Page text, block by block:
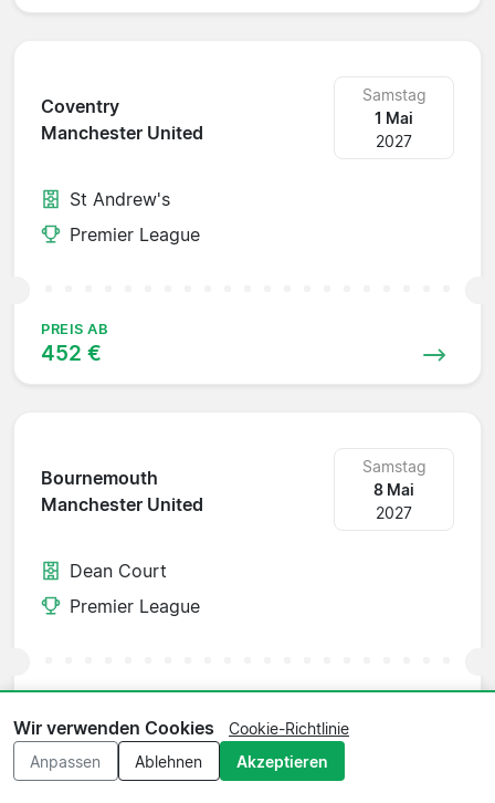
Coventry
Manchester United
Samstag
1 Mai
2027
St Andrew's
Premier League
PREIS AB
452 €
Bournemouth
Manchester United
Samstag
8 Mai
2027
Dean Court
Premier League
649 €
Wir verwenden Cookies
Cookie-Richtlinie
Anpassen
Ablehnen Akzeptieren